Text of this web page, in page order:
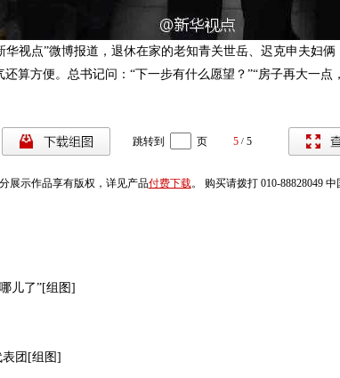
华视点”微博报道，退休在家的老知青关世岳、迟克申夫妇
算方便。总书记问：“下一步有什么愿望？”“房子再大一
跳转到 页 5 / 5
展示作品享有版权，详见产品付费下载。 购买请拨打 010-88828049
儿了”[组图]
团[组图]